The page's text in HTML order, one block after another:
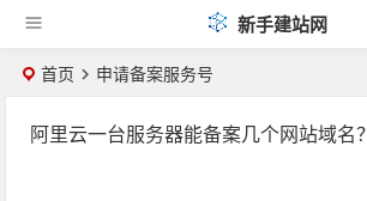
新手建站网
首页 申请备案服务号
阿里云一台服务器能备案几个网站域名？